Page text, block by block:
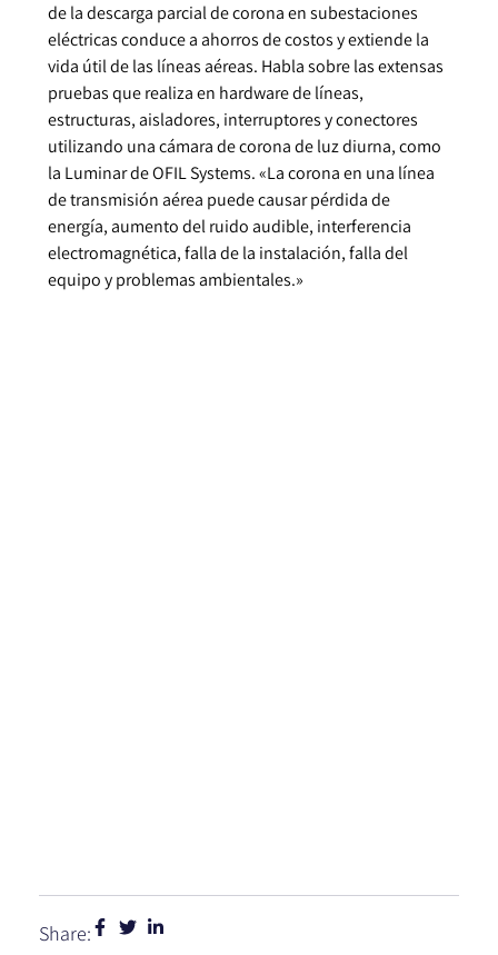
de la descarga parcial de corona en subestaciones
eléctricas conduce a ahorros de costos y extiende la
vida útil de las líneas aéreas. Habla sobre las extensas
pruebas que realiza en hardware de líneas,
estructuras, aisladores, interruptores y conectores
utilizando una cámara de corona de luz diurna, como
la Luminar de OFIL Systems. «La corona en una línea
de transmisión aérea puede causar pérdida de
energía, aumento del ruido audible, interferencia
electromagnética, falla de la instalación, falla del
equipo y problemas ambientales.»
Share: